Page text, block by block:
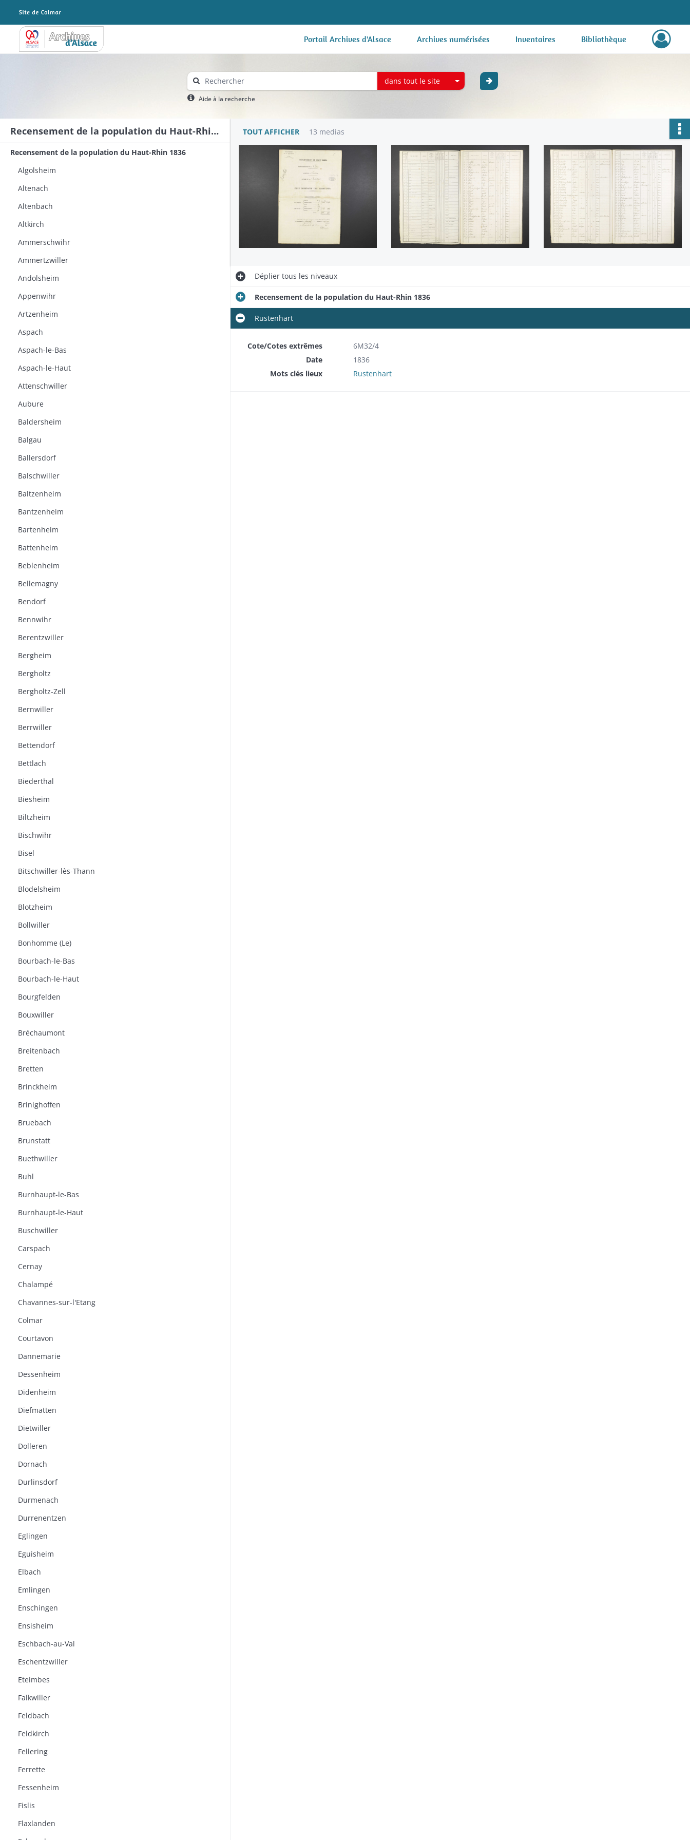
Archives Alsace - Colmar Portail Archives d'Alsace Archives numérisées Inventaires Bibliothèque
dans tout le site
Aide à la recherche
Recensement de la population du Haut-Rhin 1836
Recensement de la population du Haut-Rhin 1836
Algolsheim
Altenach
Altenbach
Altkirch
Ammerschwihr
Ammertzwiller
Andolsheim
Appenwihr
Artzenheim
Aspach
Aspach-le-Bas
Aspach-le-Haut
Attenschwiller
Aubure
Baldersheim
Balgau
Ballersdorf
Balschwiller
Baltzenheim
Bantzenheim
Bartenheim
Battenheim
Beblenheim
Bellemagny
Bendorf
Bennwihr
Berentzwiller
Bergheim
Bergholtz
Bergholtz-Zell
Bernwiller
Berrwiller
Bettendorf
Bettlach
Biederthal
Biesheim
Biltzheim
Bischwihr
Bisel
Bitschwiller-lès-Thann
Blodelsheim
Blotzheim
Bollwiller
Bonhomme (Le)
Bourbach-le-Bas
Bourbach-le-Haut
Bourgfelden
Bouxwiller
Bréchaumont
Breitenbach
Bretten
Brinckheim
Brinighoffen
Bruebach
Brunstatt
Buethwiller
Buhl
Burnhaupt-le-Bas
Burnhaupt-le-Haut
Buschwiller
Carspach
Cernay
Chalampé
Chavannes-sur-l'Etang
Colmar
Courtavon
Dannemarie
Dessenheim
Didenheim
Diefmatten
Dietwiller
Dolleren
Dornach
Durlinsdorf
Durmenach
Durrenentzen
Eglingen
Eguisheim
Elbach
Emlingen
Enschingen
Ensisheim
Eschbach-au-Val
Eschentzwiller
Eteimbes
Falkwiller
Feldbach
Feldkirch
Fellering
Ferrette
Fessenheim
Fislis
Flaxlanden
TOUT AFFICHER 13 medias
Dépliertous les niveaux
Recensement de la population du Haut-Rhin 1836
Rustenhart
Cote/Cotes extrêmes
6M32/4
Date
1836
Mots clés lieux
Rustenhart